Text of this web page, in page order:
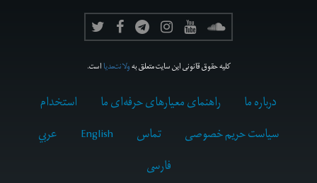
کلیه حقوق قانونی این سایت متعلق بهولانت‌مدیااست.
درباره ما راهنمای معیارهای حرفه‌ای ما
استخدام
سیاست حریم خصوصی
تماس English
عربي
فارسى